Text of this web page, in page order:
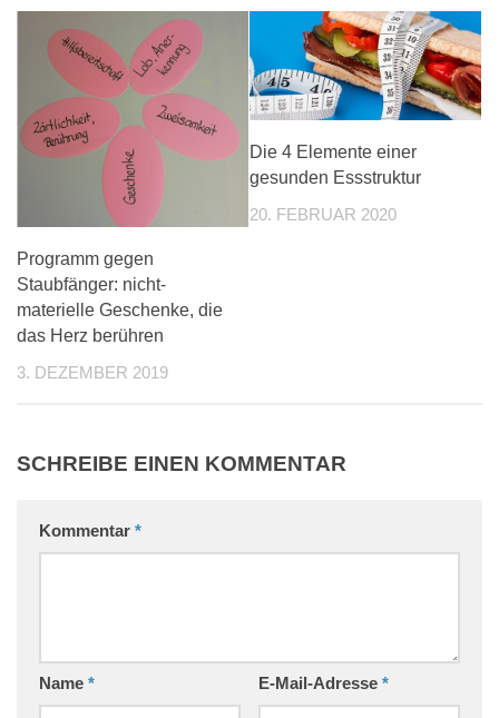
Programm gegen
Staubfänger: nicht-
materielle Geschenke, die
das Herz berühren
3. DEZEMBER 2019
Die 4 Elemente einer
gesunden Essstruktur
20. FEBRUAR 2020
SCHREIBE EINEN KOMMENTAR
Kommentar *
Name * E-Mail-Adresse *